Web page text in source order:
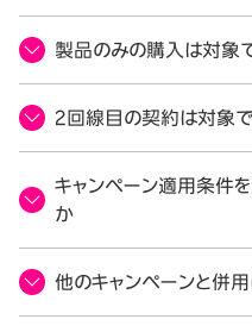
製品のみの購入は対象
2回線目の契約は対象
キャンペーン適用条件
か
他のキャンペーンと併